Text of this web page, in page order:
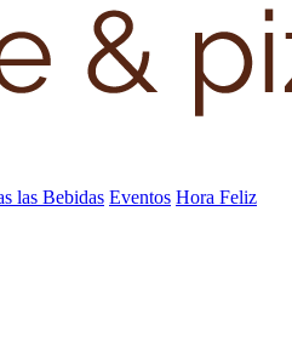
las Bebidas Eventos Hora Feliz